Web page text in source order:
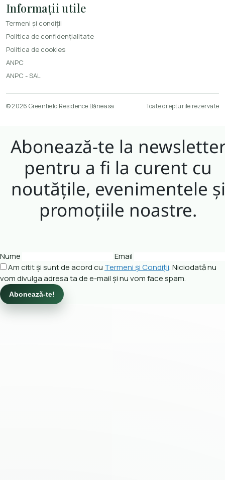
Informații utile
Termeni și condiții
Politica de confidențialitate
Politica de cookies
ANPC
ANPC - SAL
© 2026 Greenfield Residence Băneasa Toate drepturile rezervate
Abonează-te la
pentru a fi la curent cu
noutățile, evenimentele și
promoțiile noastre.
Nume
Email
Am citit și sunt de acord cu Termeni și Condiții. Niciodată nu
vom divulga adresa ta de e-mail și nu vom face spam.
Abonează-te!